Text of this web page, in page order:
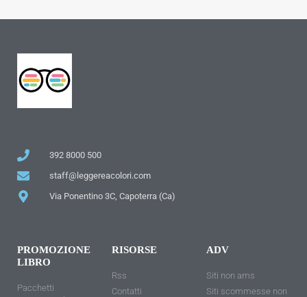
392 8000 500
staff@leggereacolori.com
Via Ponentino 3C, Capoterra (Ca)
PROMOZIONE
LIBRO
Pacchetti
RISORSE
Rss
Contatti
ADV
Siti non ams
Siti scommesse non